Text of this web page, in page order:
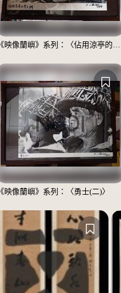
《映像蘭嶼》系列：〈佔用涼亭的男士們〉
《映像蘭嶼》系列：〈勇士(二)〉